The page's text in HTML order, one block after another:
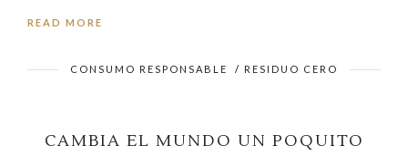
READ MORE
CONSUMO RESPONSABLE / RESIDUO CERO
CAMBIA EL MUNDO UN POQUITO